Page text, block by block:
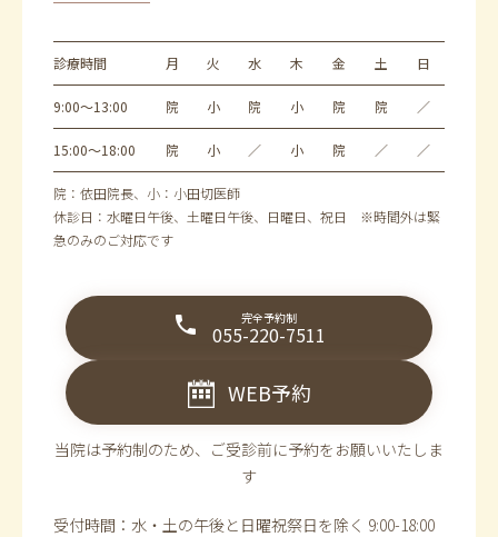
診療時間 月 火 水 木 金 土 日
9:00～13:00 院 小 院 小 院 院 ／
15:00～18:00 院 小 ／ 小 院 ／ ／
院：依田院長、小：小田切医師
休診日：水曜日午後、土曜日午後、日曜日、祝日 ※時間外は緊
急のみのご対応です
完全予約制
055-220-7511
WEB予約
当院は予約制のため、ご受診前に予約をお願いいたしま
す
受付時間：水・土の午後と日曜祝祭日を除く 9:00-18:00